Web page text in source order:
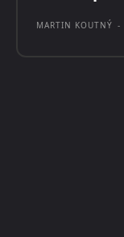
MARTIN KOUTNÝ -